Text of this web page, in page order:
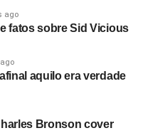
ago
fatos sobre Sid Vicious
aquilo era verdade
Bronson cover